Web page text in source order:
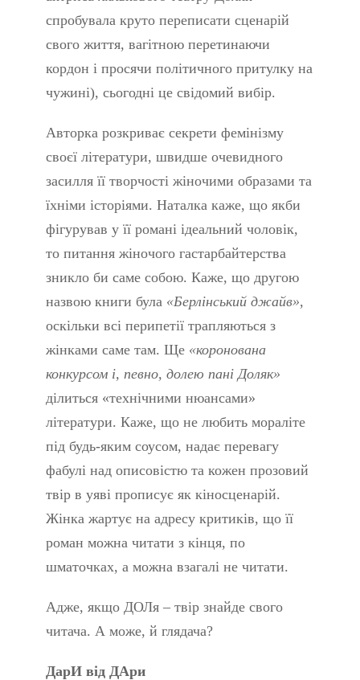
спробувала круто переписати сценарій
свого життя, вагітною перетинаючи
кордон і просячи політичного притулку на
чужині), сьогодні це свідомий вибір.
Авторка розкриває секрети фемінізму
своєї літератури, швидше очевидного
засилля її творчості жіночими образами та
їхніми історіями. Наталка каже, що якби
фігурував у її романі ідеальний чоловік,
то питання жіночого гастарбайтерства
зникло би саме собою. Каже, що другою
назвою книги була «Берлінський джайв»,
оскільки всі перипетії трапляються з
жінками саме там. Ще «коронована
конкурсом і, певно, долею пані Доляк»
ділиться «технічними нюансами»
літератури. Каже, що не любить мораліте
під будь-яким соусом, надає перевагу
фабулі над описовістю та кожен прозовий
твір в уяві прописує як кіносценарій.
Жінка жартує на адресу критиків, що її
роман можна читати з кінця, по
шматочках, а можна взагалі не читати.
Адже, якщо ДОЛя – твір знайде свого
читача. А може, й глядача?
ДарИ від ДАри